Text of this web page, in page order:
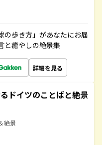
の歩き方」があなたにお届
と癒やしの絶景集
詳細を見る
ドイツのことばと絶景
絶景